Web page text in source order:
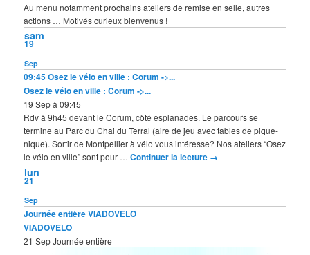
Au menu notamment prochains ateliers de remise en selle, autres
actions … Motivés curieux bienvenus !
Sep
19
sam
09:45Osez le vélo en ville : Corum ->...
Osez le vélo en ville : Corum ->...
19 Sep à 09:45
Rdv à 9h45 devant le Corum, côté esplanades. Le parcours se
termine au Parc du Chai du Terral (aire de jeu avec tables de pique-
nique). Sortir de Montpellier à vélo vous intéresse? Nos ateliers “Osez
le vélo en ville” sont pour …Continuer la lecture →
Sep
21
lun
Journée entièreVIADOVELO
VIADOVELO
21 SepJournée entière